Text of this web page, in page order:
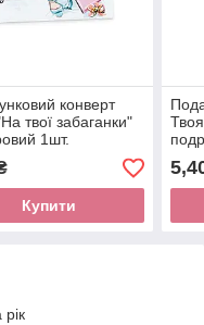
конверт
твої забаганки"
1шт.
Купити